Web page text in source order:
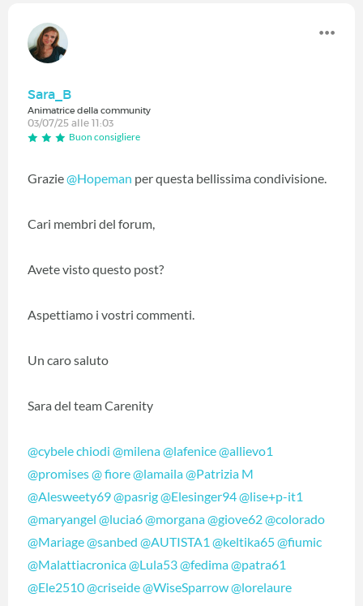
Sara_B
Animatrice della community
03/07/25 alle 11:03
Buon consigliere
Grazie@Hopeman per questa bellissima condivisione.
Cari membri del forum,
Avete visto questo post?
Aspettiamo i vostri commenti.
Un caro saluto
Sara del team Carenity
@cybele chiodi @milena@lafenice@allievo1
@promises@ fiore@lamaila@Patrizia M
@Alesweety69@pasrig@Elesinger94@lise+p-it1
@maryangel @lucia6@morgana@giove62@colorado
@Mariage@sanbed @AUTISTA1 @keltika65@fiumic
@Malattiacronica@Lula53@fedima@patra61
@Ele2510@criseide@WiseSparrow@lorelaure